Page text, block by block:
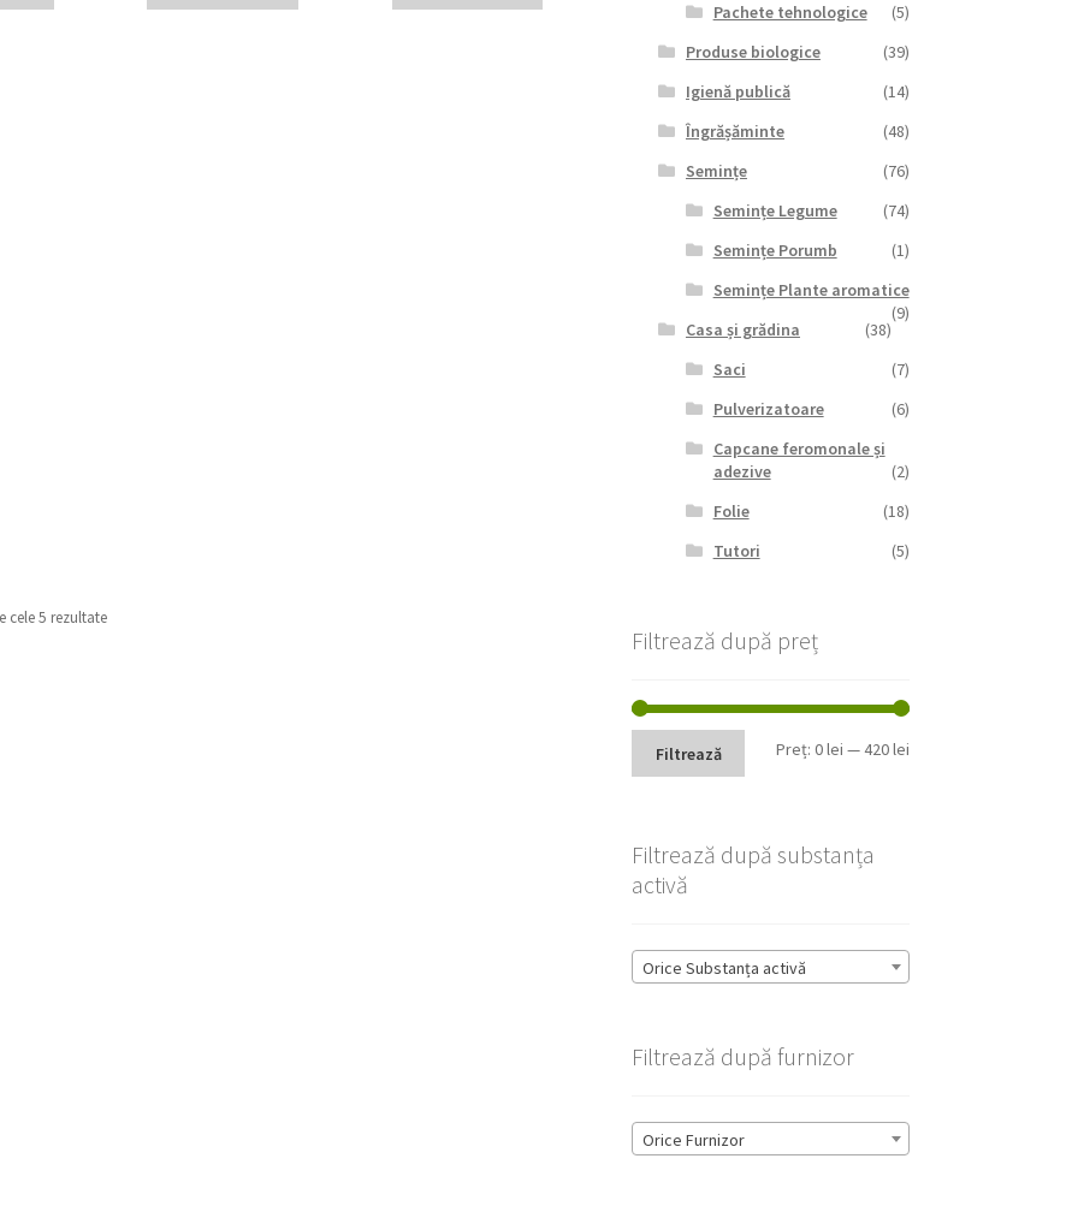
cele 5 rezultate
Pachete tehnologice
(5)
Produse biologice
(39)
Igienă publică
(14)
Îngrășăminte
(48)
Semințe
(76)
Semințe Legume
(74)
Semințe Porumb
(1)
Semințe Plante aromatice
(9)
Casa și grădina
(38)
Saci
(7)
Pulverizatoare
(6)
Capcane feromonale și
adezive
(2)
Folie
(18)
Tutori
(5)
Filtrează după preț
Preț
Preț
Filtrează Preț: 0 lei —420 lei
Filtrează după substanța
activă
Orice Substanța activă
Filtrează după furnizor
Orice Furnizor